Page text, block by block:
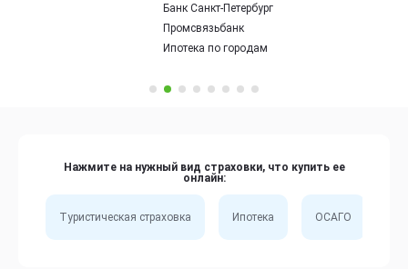
Банк Санкт-Петербург
Ипотека по городам
Нажмите на нужный вид страховки, что купить ее
онлайн:
Туристическая страховка Ипотека ОСАГО